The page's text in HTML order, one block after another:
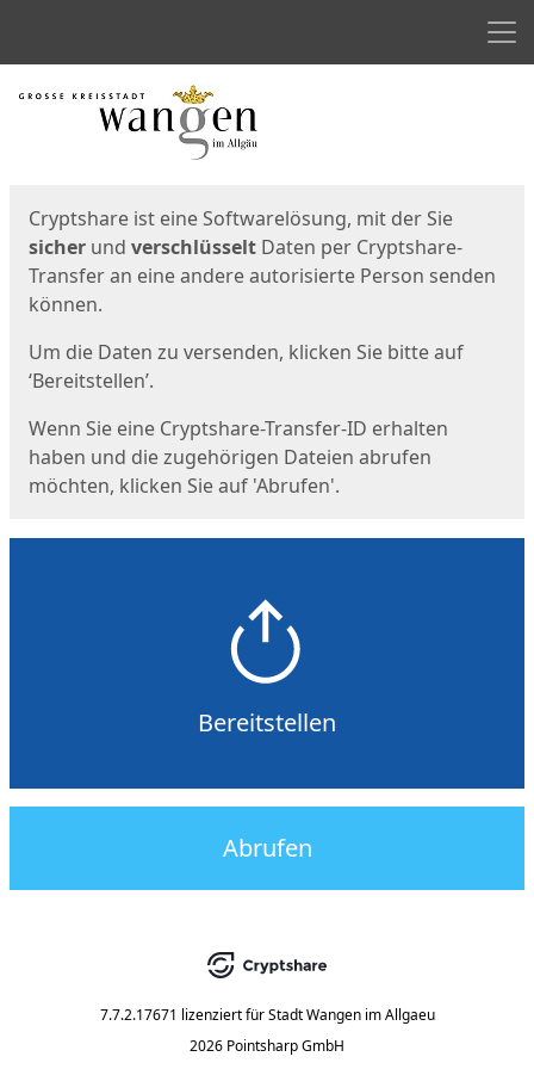
Start
Cryptshare ist eine Softwarelösung, mit der Sie
sicher und verschlüsselt Daten per Cryptshare-
Transfer an eine andere autorisierte Person senden
können.
Um die Daten zu versenden, klicken Sie bitte auf
‘Bereitstellen’.
Wenn Sie eine Cryptshare-Transfer-ID erhalten
haben und die zugehörigen Dateien abrufen
möchten, klicken Sie auf 'Abrufen'.
Bereitstellen
Abrufen
7.7.2.17671 lizenziert für Stadt Wangen im Allgaeu
2026 Pointsharp GmbH